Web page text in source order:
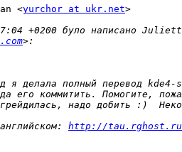
<yurchor at ukr.net>
http://tau.rghost.ru/